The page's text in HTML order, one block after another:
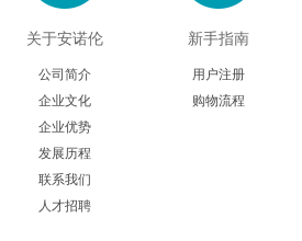
关于安诺伦
公司简介
企业文化
企业优势
发展历程
联系我们
人才招聘
新手指南
用户注册
购物流程